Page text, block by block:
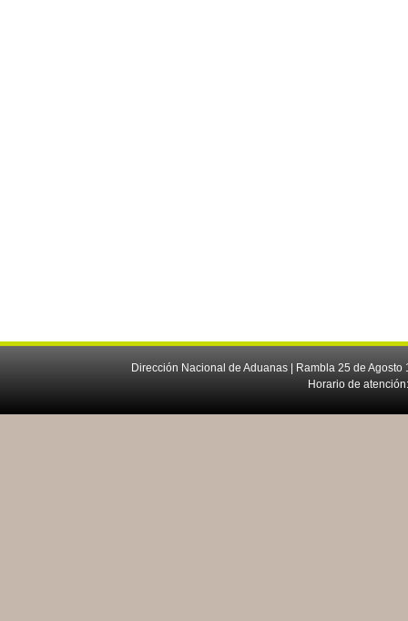
Dirección Nacional de Aduanas | Rambla 25 de
Horario de